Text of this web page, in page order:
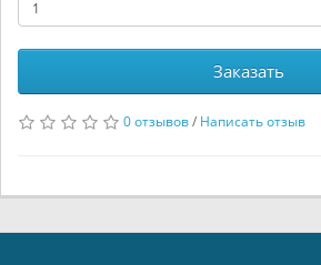
Заказать
0 отзывов/ Написать отзыв